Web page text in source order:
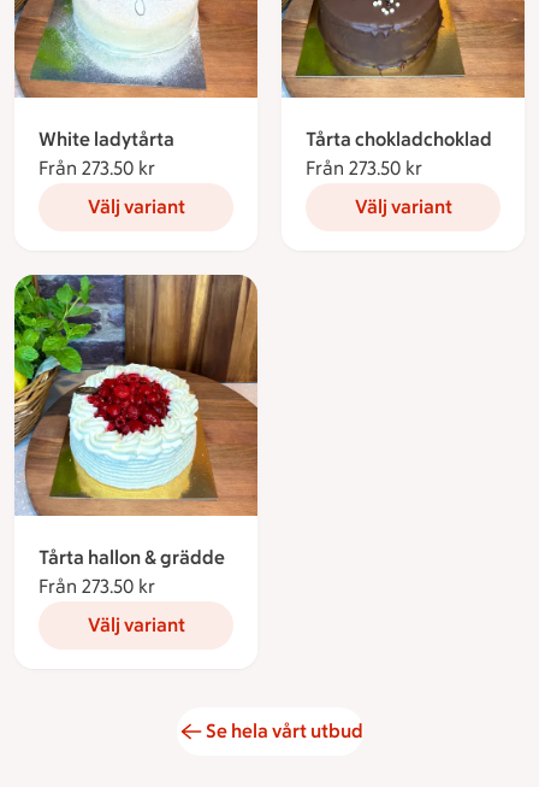
White ladytårta
Från 273.50 kr Från 273.50 kronor
Välj variant
Tårta chokladchoklad
Från 273.50 kr
Välj variant
Tårta hallon & grädde
Från 273.50 kr
Välj variant
Se hela vårt utbud